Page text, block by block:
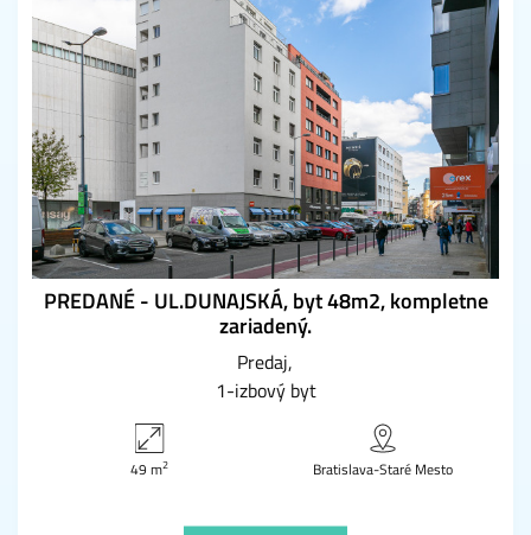
PREDANÉ - UL.DUNAJSKÁ, byt 48m2, kompletne
zariadený.
Predaj
1-izbový byt
49 m2 Bratislava-Staré Mesto